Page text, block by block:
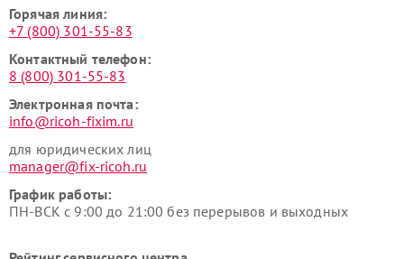
Горячая линия:
+7 (800) 301-55-83
Контактный телефон:
8 (800) 301-55-83
Электронная почта:
info@ricoh-fixim.ru
для юридических лиц
manager@fix-ricoh.ru
График работы:
ПН-ВСК с 9:00 до 21:00 без перерывов и выходных